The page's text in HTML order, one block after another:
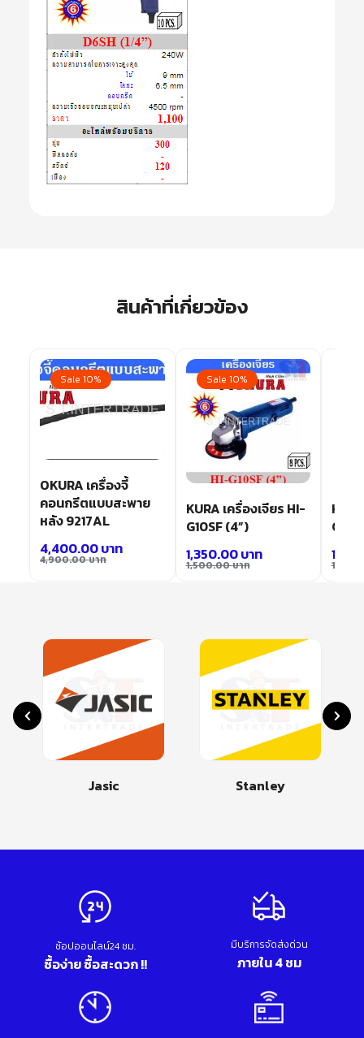
สินค้าที่เกี่ยวข้อง
Sale 10%
OKURA เครื่องจี้
คอนกรีตแบบสะพาย
หลัง 9217AL
4,900.00บาท
4,400.00บาท
Sale 10%
KURA เครื่องเจียร HI-
G10SF (4”)
1,500.00บาท
1,350.00บาท
Jasic Stanley
ช้อปออนไลน์24 ชม.
ซื้อง่าย ซื้อสะดวก !!
มีบริการจัดส่งด่วน
ภายใน 4 ชม